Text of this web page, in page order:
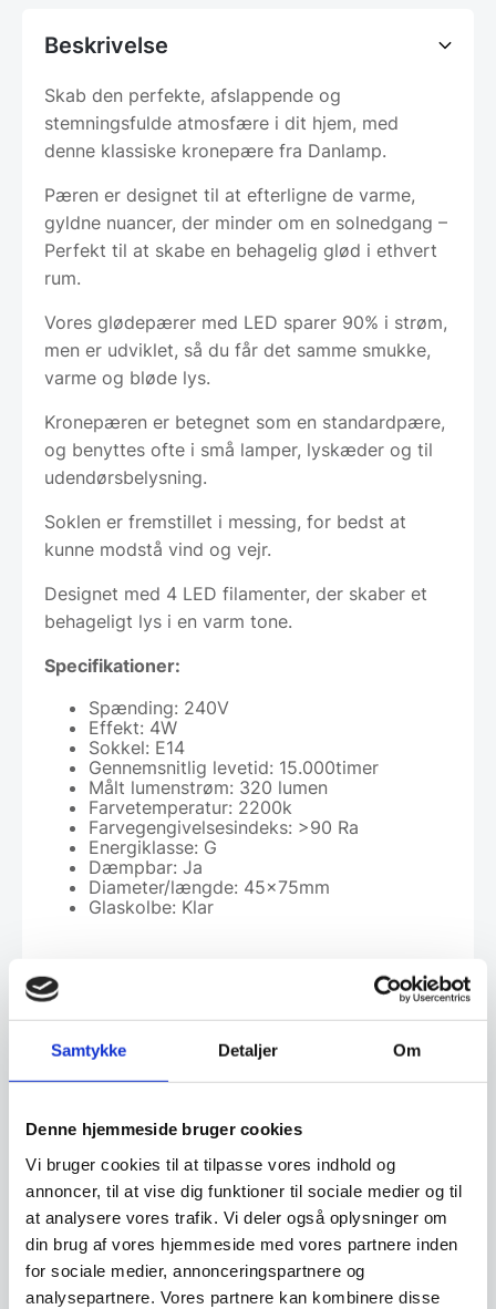
Samtykke Detaljer Om
Denne hjemmeside bruger cookies
Vi bruger cookies til at tilpasse vores indhold og
annoncer, til at vise dig funktioner til sociale medier og til
at analysere vores trafik. Vi deler også oplysninger om
din brug af vores hjemmeside med vores partnere inden
for sociale medier, annonceringspartnere og
analysepartnere. Vores partnere kan kombinere disse
Beskrivelse
Skab den perfekte, afslappende og
stemningsfulde atmosfære i dit hjem, med
denne klassiske kronepære fra Danlamp.
Pæren er designet til at efterligne de varme,
gyldne nuancer, der minder om en solnedgang –
Perfekt til at skabe en behagelig glød i ethvert
rum.
Vores glødepærer med LED sparer 90% i strøm,
men er udviklet, så du får det samme smukke,
varme og bløde lys.
Kronepæren er betegnet som en standardpære,
og benyttes ofte i små lamper, lyskæder og til
udendørsbelysning.
Soklen er fremstillet i messing, for bedst at
kunne modstå vind og vejr.
Designet med 4 LED filamenter, der skaber et
behageligt lys i en varm tone.
Specifikationer:
Spænding: 240V
Effekt: 4W
Sokkel: E14
Gennemsnitlig levetid: 15.000timer
Målt lumenstrøm: 320 lumen
Farvetemperatur: 2200k
Farvegengivelsesindeks: >90 Ra
Energiklasse: G
Dæmpbar: Ja
Diameter/længde: 45x75mm
Glaskolbe: Klar
Leveringsmetode
Har du spørgsmål til varen? Klik her
Vi prismatcher - Klik her
Relaterede varer